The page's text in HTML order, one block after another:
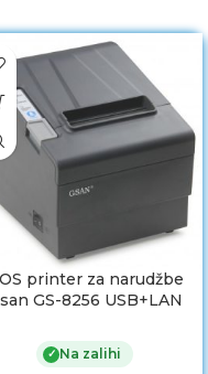
printer za narudžbe
GS-8256 USB+LAN
✓ Na zalihi